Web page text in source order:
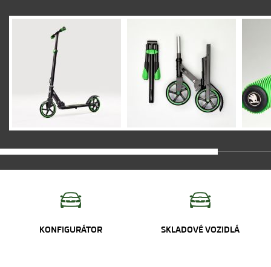
KONFIGURÁTOR SKLADOVÉ VOZIDLÁ